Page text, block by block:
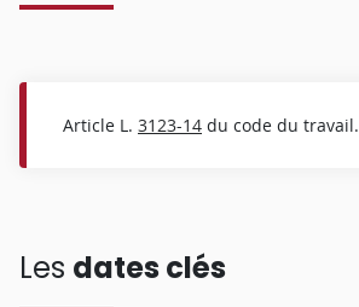
Article L. 3123-14 du code du travail.
Les dates clés